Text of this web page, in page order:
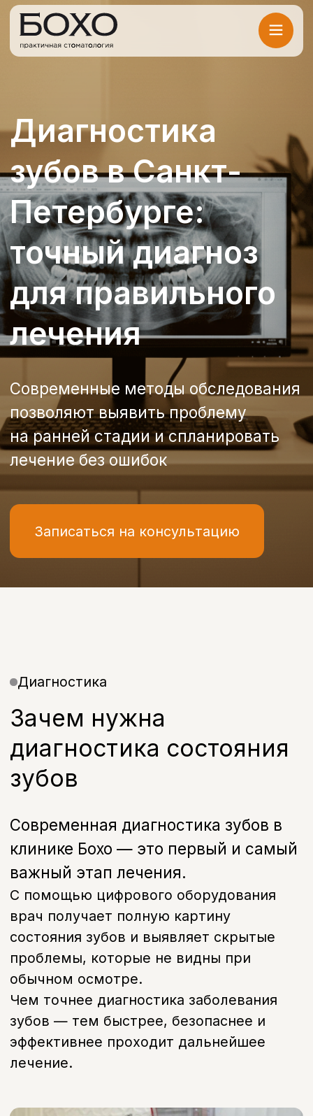
Современные методы обследования
позволяют выявить проблему
на ранней стадии и спланировать
лечение без ошибок
зубов в Санкт-
Петербурге:
точный диагноз
для правильного
лечения
Записаться на консультацию
Современная диагностика зубов в
проблемы, которые не видны при
Чем точнее диагностика заболевания
зубов — тем быстрее, безопаснее и
эффективнее проходит дальнейшее
лечение.
Зачем нужна
диагностика состояния
зубов
Когда нужна процедура